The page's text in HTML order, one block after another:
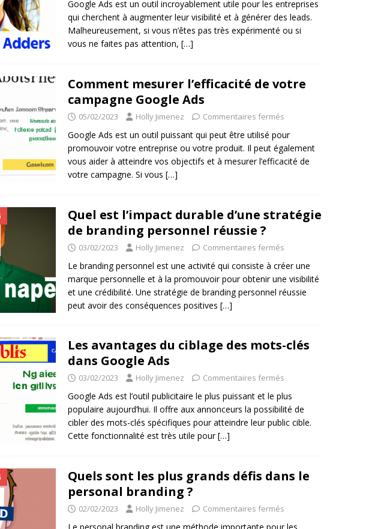
Google Ads est un outil incroyablement utile pour les entreprises
qui cherchent à augmenter leur visibilité et à générer des leads.
Malheureusement, si vous n’êtes pas très expérimenté ou si
vous ne faites pas attention, […]
Comment mesurer l’efficacité de votre
campagne Google Ads
05/02/2023 Holly Jimenez Commentaires fermés
Google Ads est un outil puissant qui peut être utilisé pour
promouvoir votre entreprise ou votre produit. Il peut également
vous aider à atteindre vos objectifs et à mesurer l’efficacité de
votre campagne. Si vous […]
Quel est l’impact durable d’une stratégie
de branding personnel réussie ?
03/02/2023 Holly Jimenez Commentaires fermés
Le branding personnel est une activité qui consiste à créer une
marque personnelle et à la promouvoir pour obtenir une visibilité
et une crédibilité. Une stratégie de branding personnel réussie
peut avoir des conséquences positives […]
Les avantages du ciblage des mots-clés
dans Google Ads
03/02/2023 Holly Jimenez Commentaires fermés
Google Ads est l’outil publicitaire le plus puissant et le plus
populaire aujourd’hui. Il offre aux annonceurs la possibilité de
cibler des mots-clés spécifiques pour atteindre leur public cible.
Cette fonctionnalité est très utile pour[…]
Quels sont les plus grands défis dans le
personal branding ?
02/02/2023 Holly Jimenez Commentaires fermés